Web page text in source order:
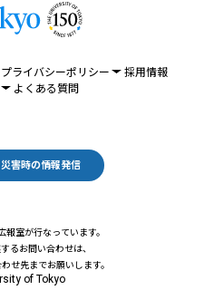
プライバシーポリシー
採用情報
よくある質問
害時の情報発信
室が行なっています。
るお問い合わせは、
せ先までお願いします。
of Tokyo